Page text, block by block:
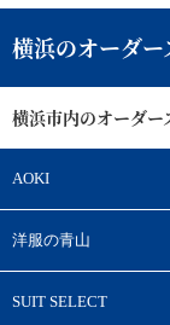
横浜のオーダ
横浜市内のオーダー
AOKI
洋服の青山
SUIT SELECT